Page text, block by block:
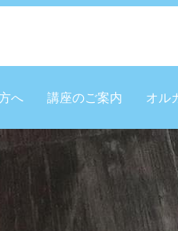
へ 講座のご案内 オル